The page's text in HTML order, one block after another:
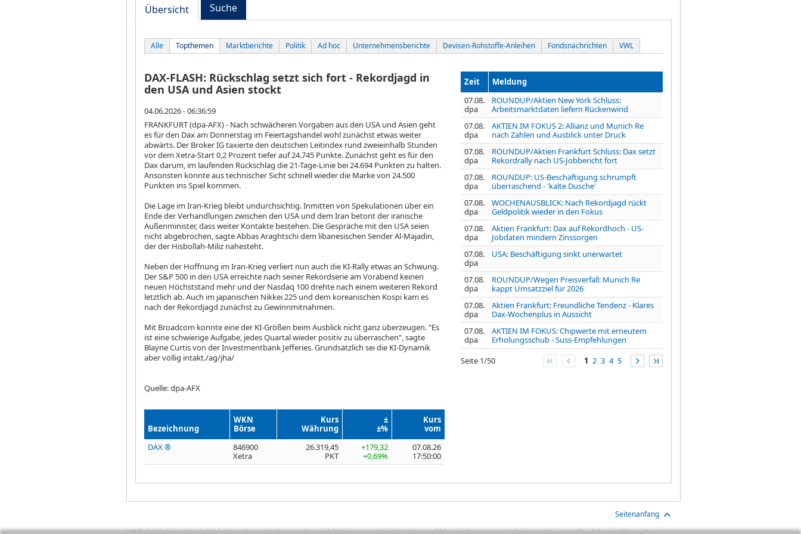
Übersicht Suche
Alle Topthemen Marktberichte Politik Ad hoc Unternehmensberichte Devisen-Rohstoffe-Anleihen Fondsnachrichten VWL
DAX-FLASH: Rückschlag setzt sich fort - Rekordjagd in
den USA und Asien stockt
04.06.2026 - 06:36:59
FRANKFURT (dpa-AFX) - Nach schwächeren Vorgaben aus den USA und Asien geht
es für den Daxam Donnerstag im Feiertagshandel wohl zunächst etwas weiter
abwärts. Der Broker IG taxierte den deutschen Leitindex rund zweieinhalb Stunden
vor dem Xetra-Start 0,2 Prozent tiefer auf 24.745 Punkte. Zunächst geht es für den
Dax darum, im laufenden Rückschlag die 21-Tage-Linie bei 24.694 Punkten zu halten.
Ansonsten könnte aus technischer Sicht schnell wieder die Marke von 24.500
Punkten ins Spiel kommen.
Die Lage im Iran-Krieg bleibt undurchsichtig. Inmitten von Spekulationen über ein
Ende der Verhandlungen zwischen den USA und dem Iran betont der iranische
Außenminister, dass weiter Kontakte bestehen. Die Gespräche mit den USA seien
nicht abgebrochen, sagte Abbas Araghtschi dem libanesischen Sender Al-Majadin,
der der Hisbollah-Miliz nahesteht.
Neben der Hoffnung im Iran-Krieg verliert nun auch die KI-Rally etwas an Schwung.
Der S&P 500 in den USA erreichte nach seiner Rekordserie am Vorabend keinen
neuen Höchststand mehr und der Nasdaq 100drehte nach einem weiteren Rekord
letztlich ab. Auch im japanischen Nikkei 225 und dem koreanischen Kospi kam es
nach der Rekordjagd zunächst zu Gewinnmitnahmen.
Mit Broadcom konnte eine der KI-Größen beim Ausblick nicht ganz überzeugen. "Es
ist eine schwierige Aufgabe, jedes Quartal wieder positiv zu überraschen", sagte
Blayne Curtis von der Investmentbank Jefferies. Grundsätzlich sei die KI-Dynamik
aber völlig intakt./ag/jha/
Quelle: dpa-AFX
Bezeichnung
WKN
Börse
Kurs
Währung
±
±%
Kurs
vom
DAX ®
846900
Xetra
26.319,45
PKT
+179,32
+0,69%
07.08.26
17:50:00
Zeit
Meldung
07.08.
dpa
ROUNDUP/Aktien New York Schluss:
Arbeitsmarktdaten liefern Rückenwind
07.08.
dpa
AKTIEN IM FOKUS 2: Allianz und Munich Re
nach Zahlen und Ausblick unter Druck
07.08.
dpa
ROUNDUP/Aktien Frankfurt Schluss: Dax setzt
Rekordrally nach US-Jobbericht fort
07.08.
dpa
ROUNDUP: US-Beschäftigung schrumpft
überraschend - 'kalte Dusche'
07.08.
dpa
WOCHENAUSBLICK: Nach Rekordjagd rückt
Geldpolitik wieder in den Fokus
07.08.
dpa
Aktien Frankfurt: Dax auf Rekordhoch - US-
Jobdaten mindern Zinssorgen
07.08.
dpa
USA: Beschäftigung sinkt unerwartet
07.08.
dpa
ROUNDUP/Wegen Preisverfall: Munich Re
kappt Umsatzziel für 2026
07.08.
dpa
Aktien Frankfurt: Freundliche Tendenz - Klares
Dax-Wochenplus in Aussicht
07.08.
dpa
AKTIEN IM FOKUS: Chipwerte mit erneutem
Erholungsschub - Suss-Empfehlungen
Seite 1/50 1 2 3 4 5
Seitenanfang